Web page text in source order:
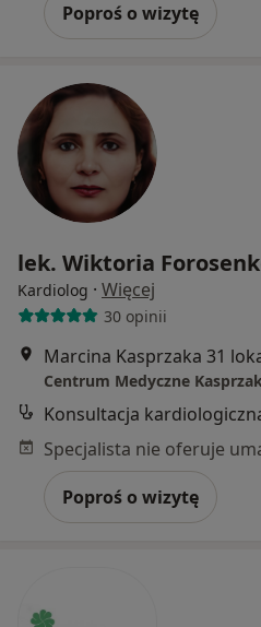
Poproś o wizytę
lek. Wiktoria
Kardiolog · Więcej
30 opinii
Marcina Kasprzaka 31
Centrum Medyczne
Konsultacja
Poproś o wizytę